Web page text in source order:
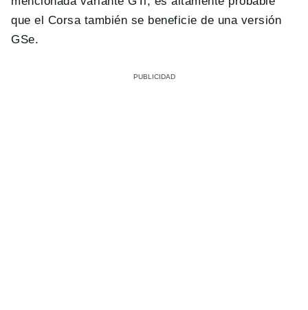
que el Corsa también se beneficie de una versión
GSe.